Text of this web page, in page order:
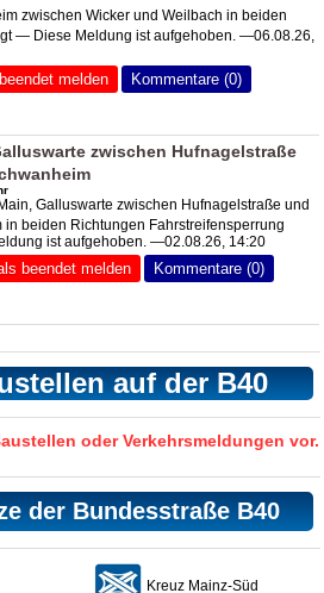
zwischen Wicker und Weilbach in beiden
— Diese Meldung ist aufgehoben. —06.08.26,
melden Kommentare (0)
zwischen Hufnagelstraße
Galluswarte zwischen Hufnagelstraße und
in beiden Richtungen Fahrstreifensperrung
ist aufgehoben. —02.08.26, 14:20
beendet melden Kommentare (0)
auf der B40
oder Verkehrsmeldungen vor.
der Bundesstraße B40
Kreuz Mainz-Süd